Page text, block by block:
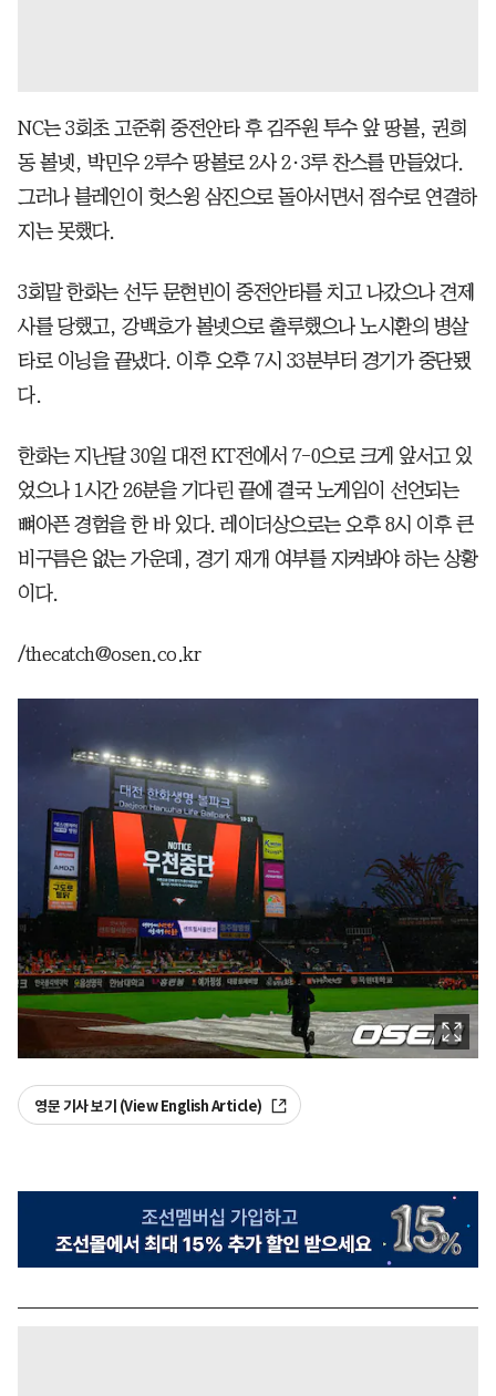
NC는 3회초 고준휘 중전안타 후 김주원 투수 앞 땅볼, 권희
동 볼넷, 박민우 2루수 땅볼로 2사 2·3루 찬스를 만들었다.
그러나 블레인이 헛스윙 삼진으로 돌아서면서 점수로 연결하
지는 못했다.
3회말 한화는 선두 문현빈이 중전안타를 치고 나갔으나 견제
사를 당했고, 강백호가 볼넷으로 출루했으나 노시환의 병살
타로 이닝을 끝냈다. 이후 오후 7시 33분부터 경기가 중단됐
다.
한화는 지난달 30일 대전 KT전에서 7-0으로 크게 앞서고 있
었으나 1시간 26분을 기다린 끝에 결국 노게임이 선언되는
뼈아픈 경험을 한 바 있다. 레이더상으로는 오후 8시 이후 큰
비구름은 없는 가운데, 경기 재개 여부를 지켜봐야 하는 상황
이다.
/thecatch@osen.co.kr
영문 기사 보기 (View English Article)